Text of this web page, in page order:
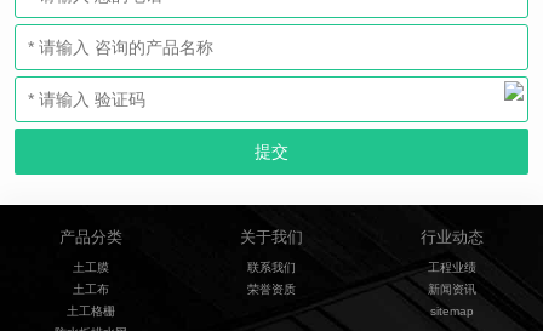
产品分类
土工膜
土工布
土工格栅
关于我们
联系我们
荣誉资质
行业动态
工程业绩
新闻资讯
sitemap